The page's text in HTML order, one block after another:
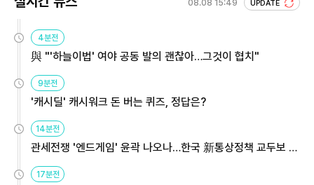
08.08 15:49 UPDATE
4분전
與 "'하늘이법' 여야 공동 발의 괜찮아…그것이 협치"
9분전
'캐시딜' 캐시워크 돈 버는 퀴즈, 정답은?
14분전
관세전쟁 '엔드게임' 윤곽 나오나…한국 新통상정책 교두보 활
17분전